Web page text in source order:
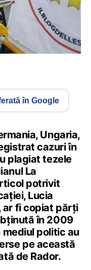
în Google
Ungaria,
cazuri în
plagiat tezele
La
potrivit
Lucia
ar fi copiat părți
în 2009
mediul politic au
pe această
de Rador.